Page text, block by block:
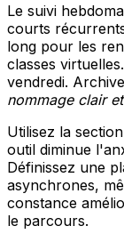
Le suivi
courts
long pour les
classes
vendredi.
nommage clair
Utilisez la
outil diminue
Définissez une
asynchrones,
constance
le parcours.